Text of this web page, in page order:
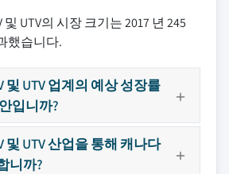
및 UTV의 시장 크기는 2017 년 245
했습니다.
및 UTV 업계의 예상 성장률
입니까?
및 UTV 산업을 통해 캐나다
니까?